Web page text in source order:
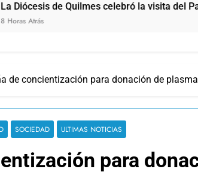
de Quilmes celebró la visita del Papa
Atrás
de concientización para donación de
SOCIEDAD ULTIMAS NOTICIAS
para